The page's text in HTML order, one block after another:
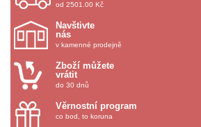
od 2501.00 Kč
Navštivte
nás
v kamenné prodejně
Zboží můžete
vrátit
do 30 dnů
Věrnostní program
co bod, to koruna